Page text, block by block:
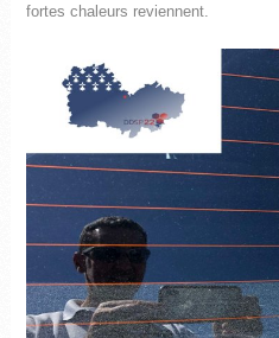
fortes chaleurs reviennent.